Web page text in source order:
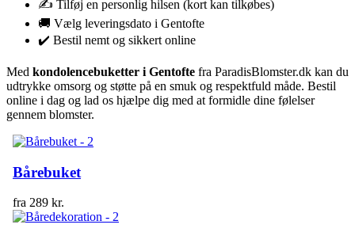
✍️ Tilføj en personlig hilsen (kort kan tilkøbes)
🚚 Vælg leveringsdato i Gentofte
✔️ Bestil nemt og sikkert online
Med kondolencebuketter i Gentofte fra ParadisBlomster.dk kan du
udtrykke omsorg og støtte på en smuk og respektfuld måde. Bestil
online i dag og lad os hjælpe dig med at formidle dine følelser
gennem blomster.
Bårebuket
fra 289 kr.